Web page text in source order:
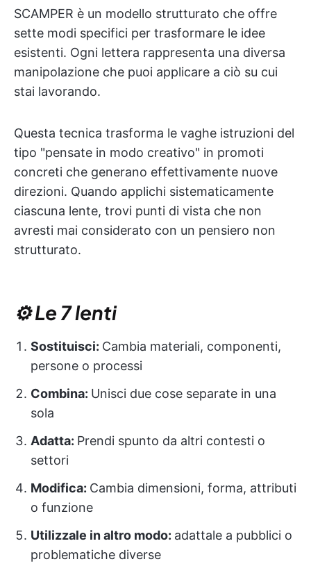
SCAMPER è un modello strutturato che offre
sette modi specifici per trasformare le idee
esistenti. Ogni lettera rappresenta una diversa
manipolazione che puoi applicare a ciò su cui
stai lavorando.
Questa tecnica trasforma le vaghe istruzioni del
tipo "pensate in modo creativo" in promoti
concreti che generano effettivamente nuove
direzioni. Quando applichi sistematicamente
ciascuna lente, trovi punti di vista che non
avresti mai considerato con un pensiero non
strutturato.
⚙️ Le 7 lenti
Sostituisci: Cambia materiali, componenti,
persone o processi
Combina: Unisci due cose separate in una
sola
Adatta: Prendi spunto da altri contesti o
settori
Modifica: Cambia dimensioni, forma, attributi
o funzione
Utilizzale in altro modo: adattale a pubblici o
problematiche diverse